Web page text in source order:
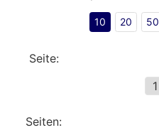
10 20 50
Seite:
Seiten: